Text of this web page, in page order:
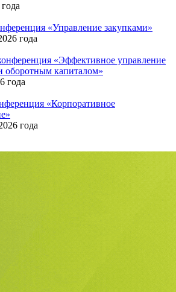
«Управление закупками»
года
«Эффективное управление
оборотным капиталом»
года
«Корпоративное
года